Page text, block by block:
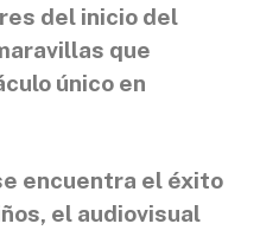
del inicio del
que
único en
encuentra el éxito
el audiovisual